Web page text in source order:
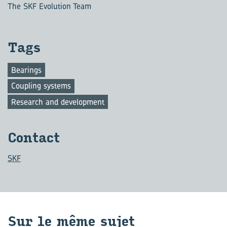
The SKF Evolution Team
Tags
Bearings
Coupling systems
Research and development
Contact
SKF
Sur le même sujet